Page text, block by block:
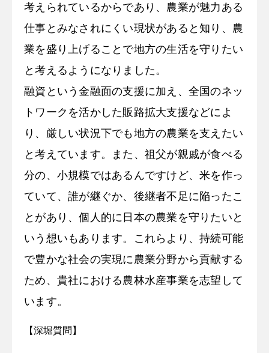
考えられているからであり、農業が魅力ある
仕事とみなされにくい現状があると知り、農
業を盛り上げることで地方の生活を守りたい
と考えるようになりました。
融資という金融面の支援に加え、全国のネッ
トワークを活かした販路拡大支援などによ
り、厳しい状況下でも地方の農業を支えたい
と考えています。また、祖父が親戚が食べる
分の、小規模ではあるんですけど、米を作っ
ていて、誰が継ぐか、後継者不足に陥ったこ
とがあり、個人的に日本の農業を守りたいと
いう想いもあります。これらより、持続可能
で豊かな社会の実現に農業分野から貢献する
ため、貴社における農林水産事業を志望して
います。
【深堀質問】